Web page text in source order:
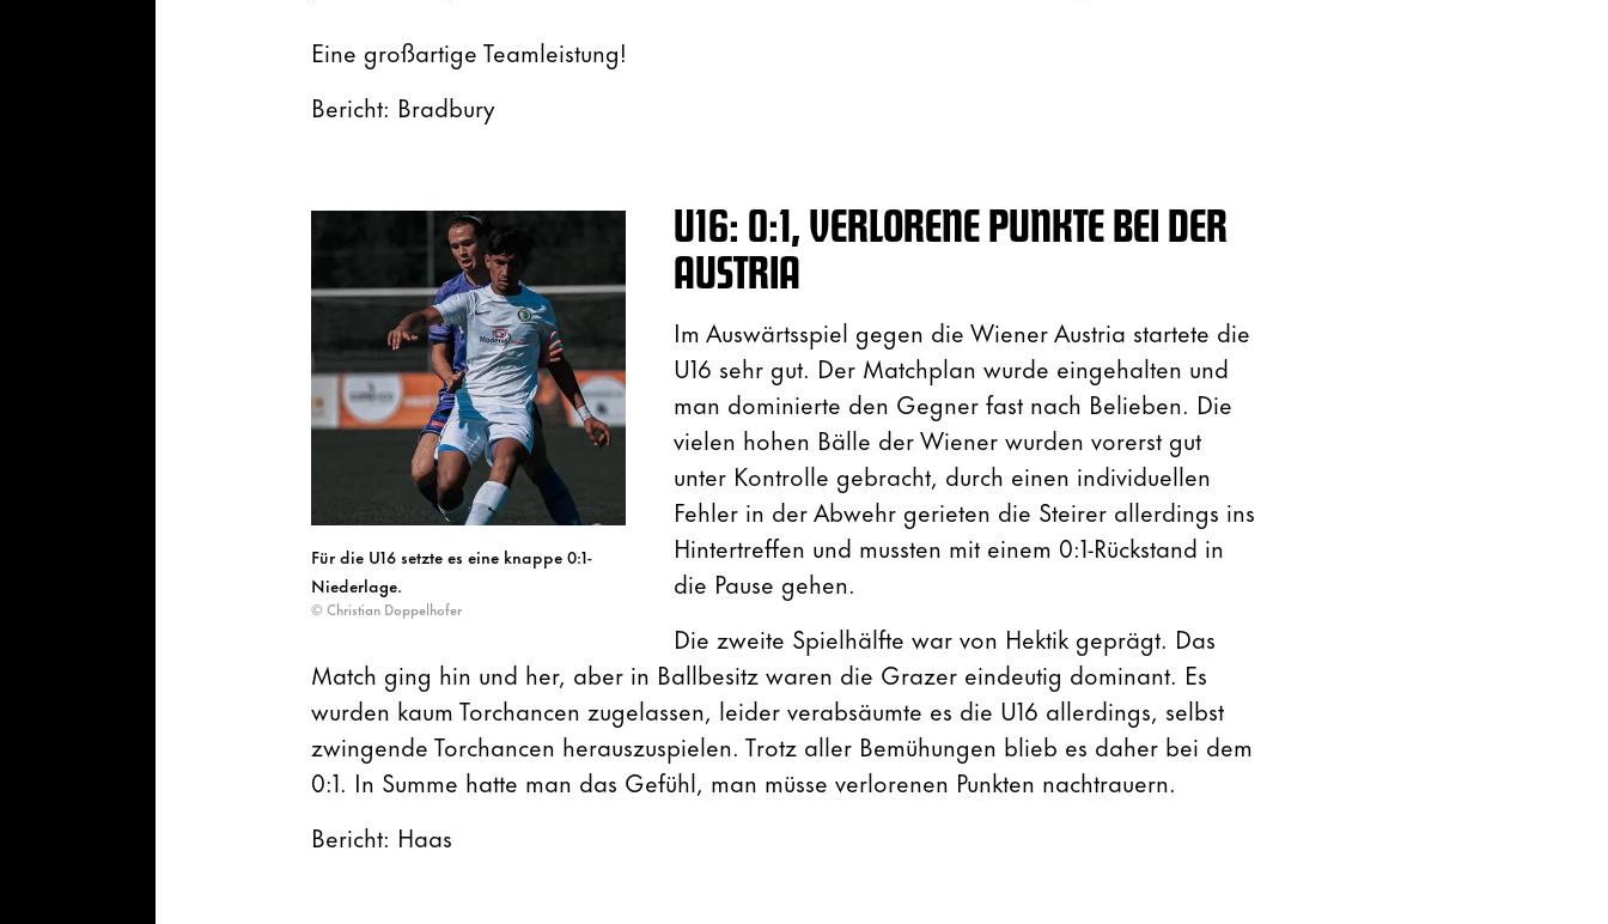
Eine großartige Teamleistung!
Bericht: Bradbury
Für die U16 setzte es eine knappe 0:1-
Niederlage.
© Christian Doppelhofer
U16: 0:1, VERLORENE PUNKTE BEI DER
AUSTRIA
Im Auswärtsspiel gegen die Wiener Austria startete die
U16 sehr gut. Der Matchplan wurde eingehalten und
man dominierte den Gegner fast nach Belieben. Die
vielen hohen Bälle der Wiener wurden vorerst gut
unter Kontrolle gebracht, durch einen individuellen
Fehler in der Abwehr gerieten die Steirer allerdings ins
Hintertreffen und mussten mit einem 0:1-Rückstand in
die Pause gehen.
Die zweite Spielhälfte war von Hektik geprägt. Das
Match ging hin und her, aber in Ballbesitz waren die Grazer eindeutig dominant. Es
wurden kaum Torchancen zugelassen, leider verabsäumte es die U16 allerdings, selbst
zwingende Torchancen herauszuspielen. Trotz aller Bemühungen blieb es daher bei dem
0:1. In Summe hatte man das Gefühl, man müsse verlorenen Punkten nachtrauern.
Bericht: Haas